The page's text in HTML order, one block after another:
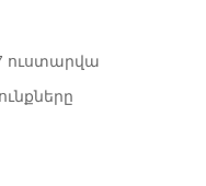
ուստարվա